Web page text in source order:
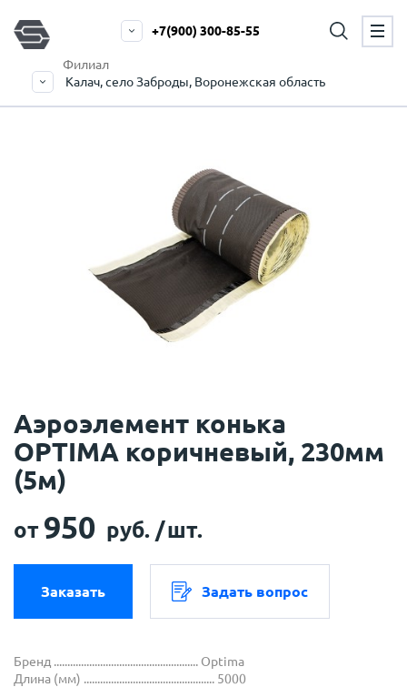
Филиал
Калач, село Заброды, Воронежская область
+7(900) 300-85-55
Аэроэлемент конька
OPTIMA коричневый, 230мм
(5м)
от 950 руб. /шт.
Заказать Задать вопрос
Бренд ..................................................... Optima
Длина (мм) ................................................ 5000